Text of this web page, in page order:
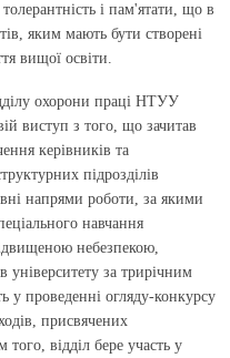
і пам'ятати, що в
яким мають бути створені
вищої освіти.
охорони праці НТУУ
виступ з того, що зачитав
керівників та
підрозділів
напрями роботи, за якими
навчання
небезпекою,
університету за трирічним
у проведенні огляду-конкурсу
присвячених
відділ бере участь у